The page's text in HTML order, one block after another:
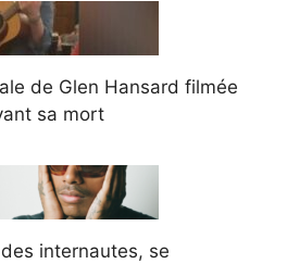
de Glen Hansard filmée
sa mort
internautes, se